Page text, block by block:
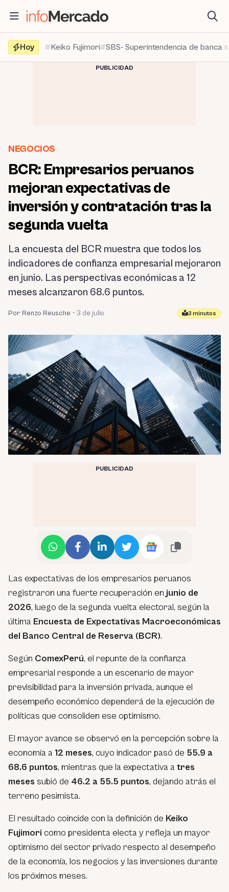
contenido
Hoy
Keiko Fujimori SBS- Superintendencia de banca
PUBLICIDAD
NEGOCIOS
BCR: Empresarios peruanos
mejoran expectativas de
inversión y contratación tras la
segunda vuelta
La encuesta del BCR muestra que todos los
indicadores de confianza empresarial mejoraron
en junio. Las perspectivas económicas a 12
meses alcanzaron 68.6 puntos.
Por Renzo Reusche • 3 de julio 3 minutos
PUBLICIDAD
Las expectativas de los empresarios peruanos
registraron una fuerte recuperación en junio de
2026, luego de la segunda vuelta electoral, según la
última Encuesta de Expectativas Macroeconómicas
del Banco Central de Reserva (BCR).
Según ComexPerú, el repunte de la confianza
empresarial responde a un escenario de mayor
previsibilidad para la inversión privada, aunque el
desempeño económico dependerá de la ejecución de
políticas que consoliden ese optimismo.
El mayor avance se observó en la percepción sobre la
economía a 12 meses, cuyo indicador pasó de 55.9 a
68.6 puntos, mientras que la expectativa a tres
meses subió de 46.2 a 55.5 puntos, dejando atrás el
terreno pesimista.
El resultado coincide con la definición de Keiko
Fujimori como presidenta electa y refleja un mayor
optimismo del sector privado respecto al desempeño
de la economía, los negocios y las inversiones durante
los próximos meses.